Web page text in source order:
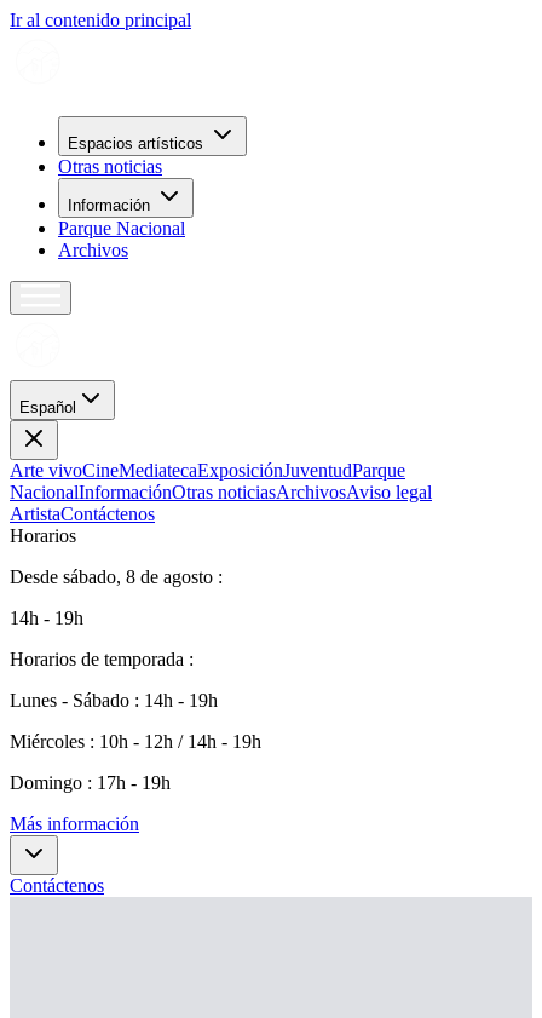
Ir al contenido principal
Espacios artísticos
Otras noticias
Información
Parque Nacional
Archivos
Español
Arte vivoCineMediatecaExposiciónJuventudParque
NacionalInformaciónOtras noticiasArchivosAviso legal
ArtistaContáctenos
Horarios
Desde sábado, 8 de agosto :
14h - 19h
Horarios de temporada :
Lunes - Sábado : 14h - 19h
Miércoles : 10h - 12h / 14h - 19h
Domingo : 17h - 19h
Más información
Contáctenos